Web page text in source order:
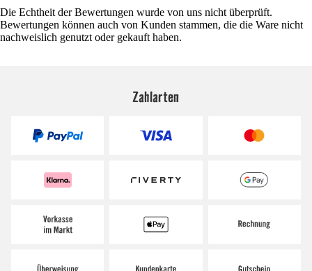
Die Echtheit der Bewertungen wurde von uns nicht überprüft.
Bewertungen können auch von Kunden stammen, die die Ware nicht
nachweislich genutzt oder gekauft haben.
Zahlarten